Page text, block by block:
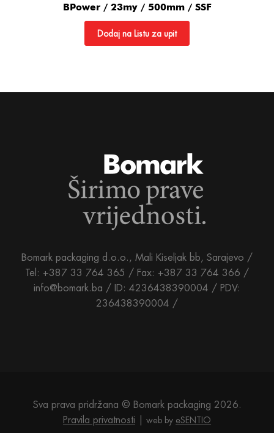
BPower / 23my / 500mm / SSF
Dodaj na Listu za upit
Bomark packaging d.o.o., Mali Kiseljak bb, Sarajevo /
Tel: +387 33 764 365 / Fax: +387 33 764 366 /
info@bomark.ba / ID: 4236438390004 / PDV:
236438390004 /
Sva prava pridržana © Bomark packaging 2026.
Pravila privatnosti
web by eSENTIO